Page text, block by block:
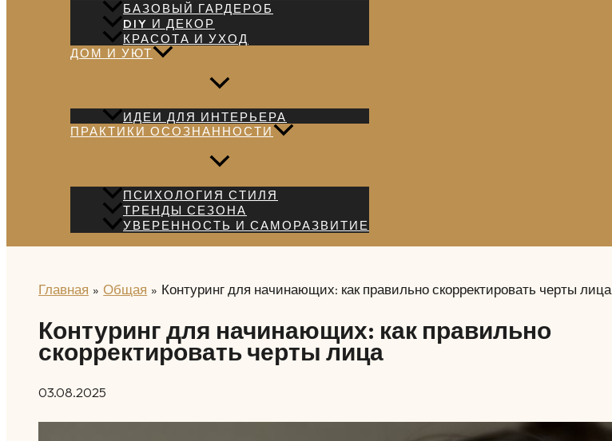
БАЗОВЫЙ ГАРДЕРОБ
DIY И ДЕКОР
КРАСОТА И УХОД
ДОМ И УЮТ
ИДЕИ ДЛЯ ИНТЕРЬЕРА
ПРАКТИКИ ОСОЗНАННОСТИ
ПСИХОЛОГИЯ СТИЛЯ
ТРЕНДЫ СЕЗОНА
УВЕРЕННОСТЬ И САМОРАЗВИТИЕ
Главная Общая Контуринг для начинающих: как правильно скорректировать черты лица
Контуринг для начинающих: как правильно
скорректировать черты лица
03.08.2025